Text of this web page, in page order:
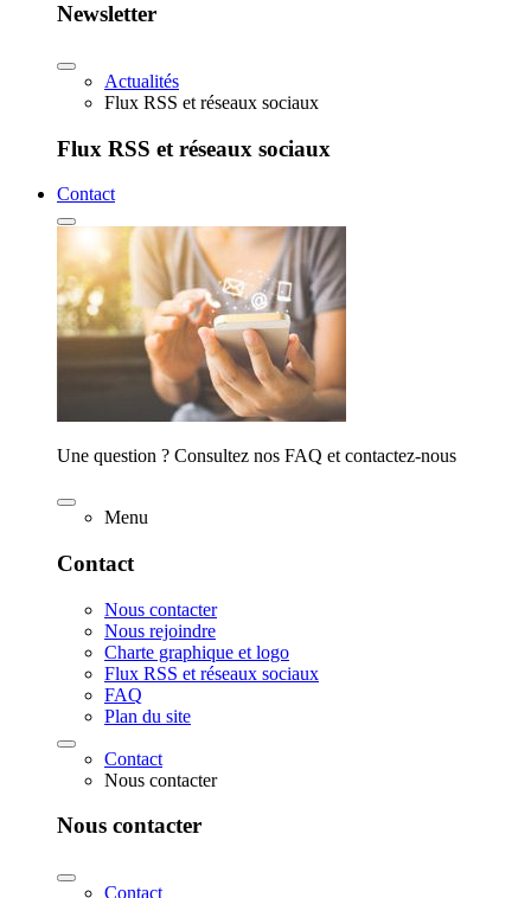
Newsletter
Actualités
Flux RSS et réseaux sociaux
Flux RSS et réseaux sociaux
Contact
Une question ? Consultez nos FAQ et contactez-nous
Menu
Contact
Nous contacter
Nous rejoindre
Charte graphique et logo
Flux RSS et réseaux sociaux
FAQ
Plan du site
Contact
Nous contacter
Nous contacter
Contact